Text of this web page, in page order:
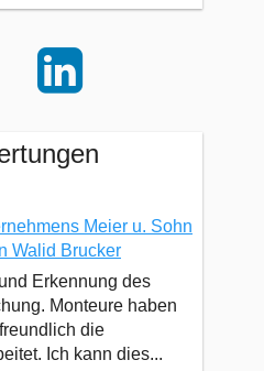
Meier u. Sohn
Walid Brucker
Erkennung des
Monteure haben
die
Ich kann dies...